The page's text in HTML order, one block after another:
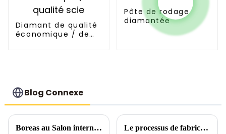
Diamant de qualité
économique / de
Pâte de rodage
diamantée
Blog Connexe
Boreas au Salon international des abrasifs et du meulage de Chine 2015 Le processus de fabrication et la technologie de meulage de précision des outils en diamant monocristallin